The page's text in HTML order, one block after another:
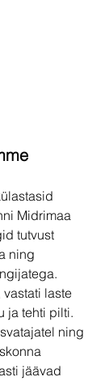
Midrimaa
tutvust
ning
laste
ja tehti pilti.
ning
jäävad